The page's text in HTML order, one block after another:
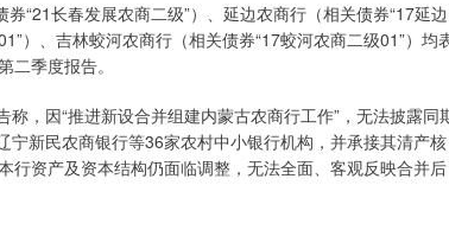
“21长春发展农商二级”）、延边农商行（相关债券“17延边
）、吉林蛟河农商行（相关债券“17蛟河农商二级01”）均
二季度报告。
，因“推进新设合并组建内蒙古农商行工作”，无法披露同
宁新民农商银行等36家农村中小银行机构，并承接其清产核
行资产及资本结构仍面临调整，无法全面、客观反映合并后